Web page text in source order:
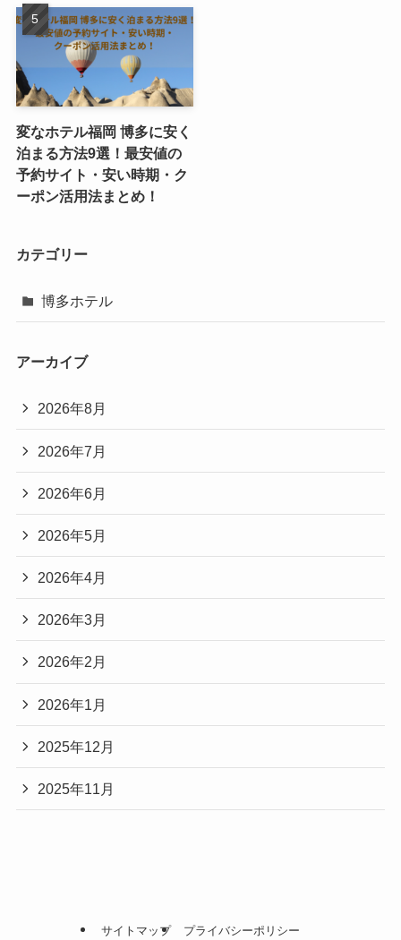
変なホテル福岡 博多に安く
泊まる方法9選！最安値の
予約サイト・安い時期・ク
ーポン活用法まとめ！
カテゴリー
博多ホテル
アーカイブ
2026年8月
2026年7月
2026年6月
2026年5月
2026年4月
2026年3月
2026年2月
2026年1月
2025年12月
2025年11月
サイトマップ プライバシーポリシー